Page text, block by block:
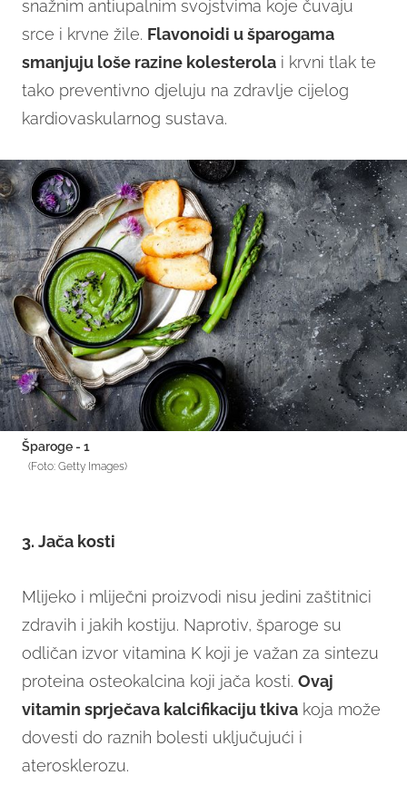
snažnim antiupalnim svojstvima koje čuvaju
srce i krvne žile. Flavonoidi u šparogama
smanjuju loše razine kolesterola i krvni tlak te
tako preventivno djeluju na zdravlje cijelog
kardiovaskularnog sustava.
Šparoge - 1
(Foto: Getty Images)
3. Jača kosti
Mlijeko i mliječni proizvodi nisu jedini zaštitnici
zdravih i jakih kostiju. Naprotiv, šparoge su
odličan izvor vitamina K koji je važan za sintezu
proteina osteokalcina koji jača kosti. Ovaj
vitamin sprječava kalcifikaciju tkiva koja može
dovesti do raznih bolesti uključujući i
aterosklerozu.